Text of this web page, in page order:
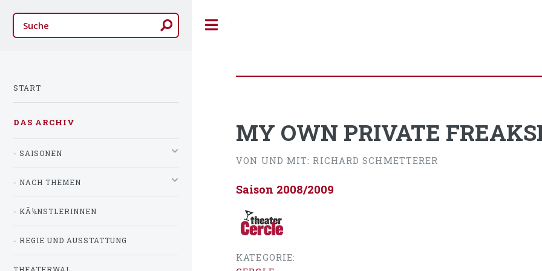
MY OWN PRIVATE
VON UND MIT: RICHARD SCHMETTERER
Saison 2008/2009
KATEGORIE:
START
DAS ARCHIV
- SAISONEN
- NACH THEMEN
- KÃ¼NSTLERINNEN
- REGIE UND AUSSTATTUNG
Toggle